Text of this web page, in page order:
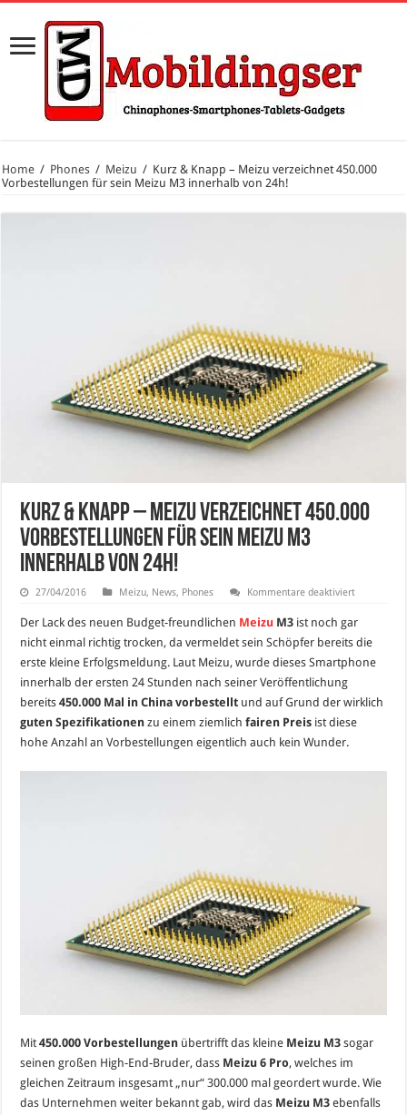
Home / Phones / Meizu / Kurz & Knapp – Meizu verzeichnet 450.000
Vorbestellungen für sein Meizu M3 innerhalb von 24h!
Kurz & Knapp – Meizu verzeichnet 450.000
Vorbestellungen für sein Meizu M3
innerhalb von 24h!
27/04/2016 Meizu, News, Phones Kommentare deaktiviertfür
Knapp
–
verzeichnet
für
sein
Meizu
24h!
Der Lack des neuen Budget-freundlichen Meizu M3 ist noch gar
nicht einmal richtig trocken, da vermeldet sein Schöpfer bereits die
erste kleine Erfolgsmeldung. Laut Meizu, wurde dieses Smartphone
innerhalb der ersten 24 Stunden nach seiner Veröffentlichung
bereits450.000 Mal in China vorbestellt und auf Grund der wirklich
guten Spezifikationen zu einem ziemlichfairen Preis ist diese
hohe Anzahl an Vorbestellungen eigentlich auch kein Wunder.
Mit450.000 Vorbestellungen übertrifft das kleine Meizu M3 sogar
seinen großen High-End-Bruder, dass Meizu 6 Pro, welches im
gleichen Zeitraum insgesamt „nur“ 300.000 mal geordert wurde. Wie
das Unternehmen weiter bekannt gab, wird das Meizu M3 ebenfalls